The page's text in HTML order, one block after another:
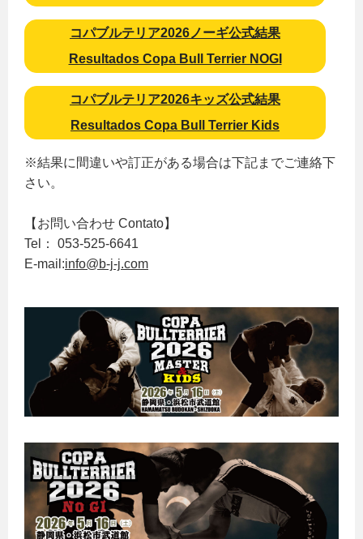
コパブルテリア2026ノーギ公式結果
Resultados Copa Bull Terrier NOGI
コパブルテリア2026キッズ公式結果
Resultados Copa Bull Terrier Kids
※結果に間違いや訂正がある場合は下記までご連絡下
さい。
【お問い合わせ Contato】
Tel： 053-525-6641
E-mail:info@b-j-j.com